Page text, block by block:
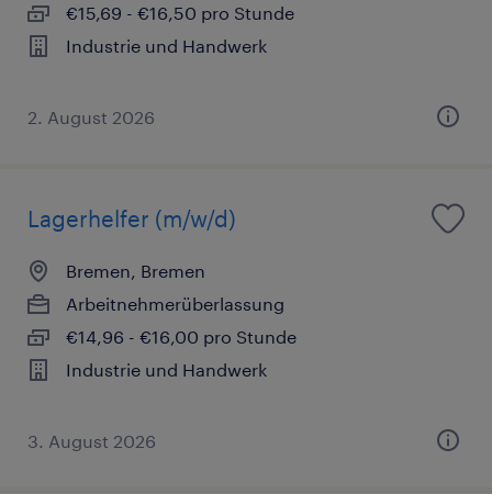
€15,69 - €16,50 pro Stunde
Industrie und Handwerk
2. August 2026
Lagerhelfer (m/w/d)
Bremen, Bremen
Arbeitnehmerüberlassung
€14,96 - €16,00 pro Stunde
Industrie und Handwerk
3. August 2026